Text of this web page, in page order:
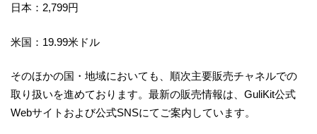
日本：2,799円
米国：19.99米ドル
そのほかの国・地域においても、順次主要販売チャネルでの
取り扱いを進めております。最新の販売情報は、GuliKit公式
Webサイトおよび公式SNSにてご案内しています。